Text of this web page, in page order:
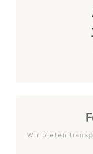
Wir bieten